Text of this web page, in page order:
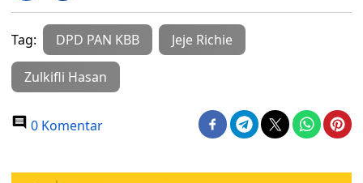
Tag: DPD PAN KBB Jeje Richie
Zulkifli Hasan
0 Komentar